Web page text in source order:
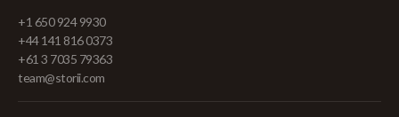
+1 650 924 9930
+44 141 816 0373
+61 3 7035 79363
team@storii.com